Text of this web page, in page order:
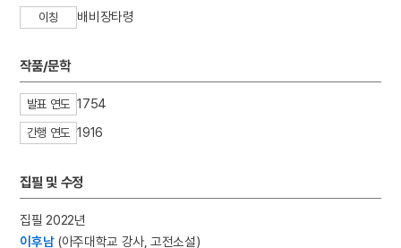
4 노인 문제
5
단종실록
6
미인도
9
10 3·1독립선언서
이칭 배비장타령
작품/문학
발표 연도 1754
간행 연도 1916
집필 및 수정
집필 2022년
이후남 (아주대학교 강사, 고전소설)